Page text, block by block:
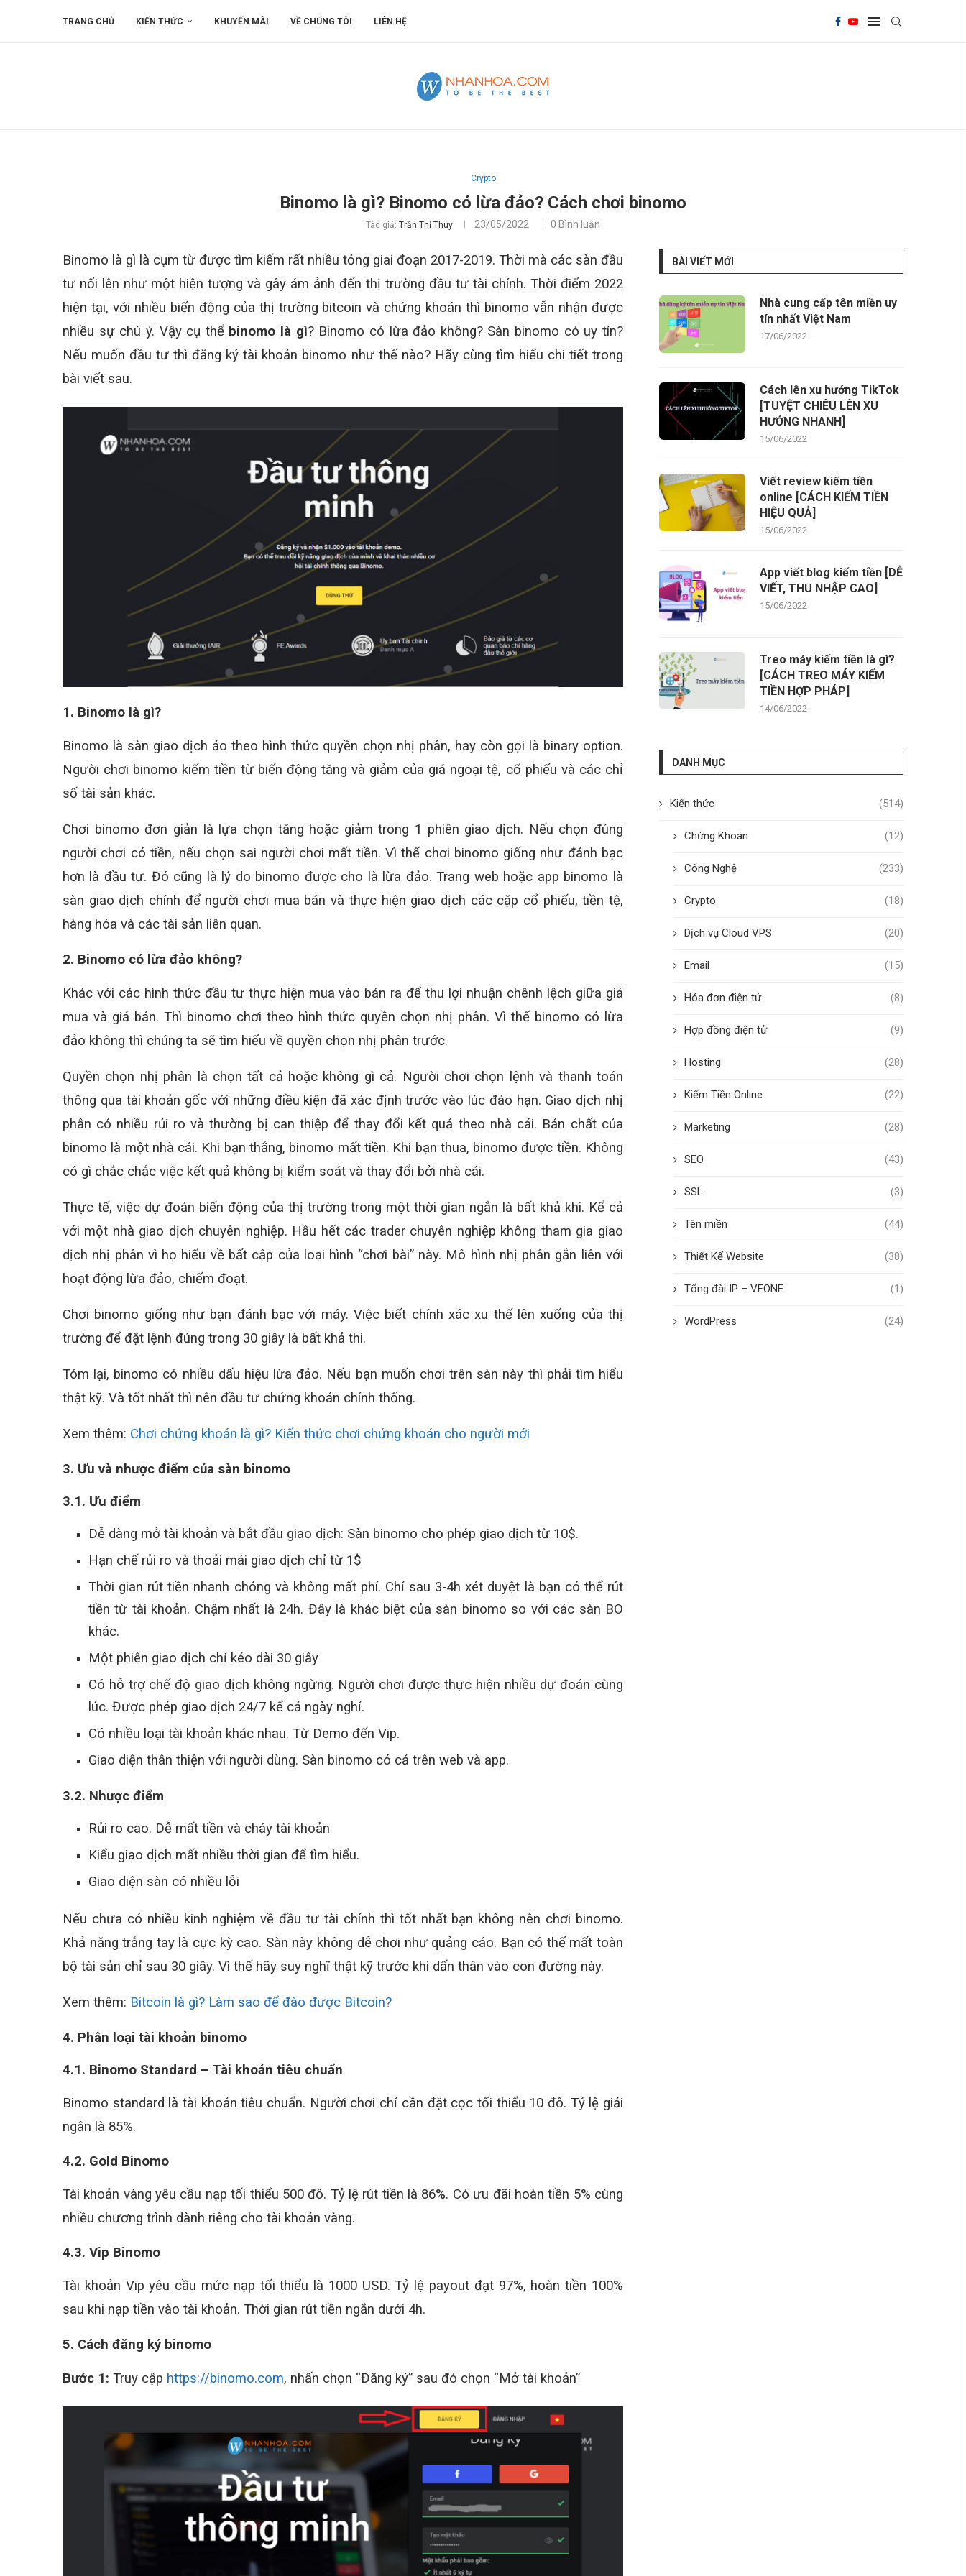
TRANG CHỦ KIẾN THỨC KHUYẾN MÃI VỀ CHÚNG TÔI LIÊN HỆ
Crypto
Binomo là gì? Binomo có lừa đảo? Cách chơi binomo
Tác giả: Trần Thị Thúy 23/05/2022 0 Bình luận
Binomo là gì là cụm từ được tìm kiếm rất nhiều tỏng giai đoạn 2017-2019. Thời mà các sàn đầu
tư nổi lên như một hiện tượng và gây ám ảnh đến thị trường đầu tư tài chính. Thời điểm 2022
hiện tại, với nhiều biến động của thị trường bitcoin và chứng khoán thì binomo vẫn nhận được
nhiều sự chú ý. Vậy cụ thể binomo là gì? Binomo có lừa đảo không? Sàn binomo có uy tín?
Nếu muốn đầu tư thì đăng ký tài khoản binomo như thế nào? Hãy cùng tìm hiểu chi tiết trong
bài viết sau.
1. Binomo là gì?
Binomo là sàn giao dịch ảo theo hình thức quyền chọn nhị phân, hay còn gọi là binary option.
Người chơi binomo kiếm tiền từ biến động tăng và giảm của giá ngoại tệ, cổ phiếu và các chỉ
số tài sản khác.
Chơi binomo đơn giản là lựa chọn tăng hoặc giảm trong 1 phiên giao dịch. Nếu chọn đúng
người chơi có tiền, nếu chọn sai người chơi mất tiền. Vì thế chơi binomo giống như đánh bạc
hơn là đầu tư. Đó cũng là lý do binomo được cho là lừa đảo. Trang web hoặc app binomo là
sàn giao dịch chính để người chơi mua bán và thực hiện giao dịch các cặp cổ phiếu, tiền tệ,
hàng hóa và các tài sản liên quan.
2. Binomo có lừa đảo không?
Khác với các hình thức đầu tư thực hiện mua vào bán ra để thu lợi nhuận chênh lệch giữa giá
mua và giá bán. Thì binomo chơi theo hình thức quyền chọn nhị phân. Vì thế binomo có lừa
đảo không thì chúng ta sẽ tìm hiểu về quyền chọn nhị phân trước.
Quyền chọn nhị phân là chọn tất cả hoặc không gì cả. Người chơi chọn lệnh và thanh toán
thông qua tài khoản gốc với những điều kiện đã xác định trước vào lúc đáo hạn. Giao dịch nhị
phân có nhiều rủi ro và thường bị can thiệp để thay đổi kết quả theo nhà cái. Bản chất của
binomo là một nhà cái. Khi bạn thắng, binomo mất tiền. Khi bạn thua, binomo được tiền. Không
có gì chắc chắc việc kết quả không bị kiểm soát và thay đổi bởi nhà cái.
Thực tế, việc dự đoán biến động của thị trường trong một thời gian ngắn là bất khả khi. Kể cả
với một nhà giao dịch chuyên nghiệp. Hầu hết các trader chuyên nghiệp không tham gia giao
dịch nhị phân vì họ hiểu về bất cập của loại hình “chơi bài” này. Mô hình nhị phân gắn liên với
hoạt động lừa đảo, chiếm đoạt.
Chơi binomo giống như bạn đánh bạc với máy. Việc biết chính xác xu thế lên xuống của thị
trường để đặt lệnh đúng trong 30 giây là bất khả thi.
Tóm lại, binomo có nhiều dấu hiệu lừa đảo. Nếu bạn muốn chơi trên sàn này thì phải tìm hiểu
thật kỹ. Và tốt nhất thì nên đầu tư chứng khoán chính thống.
Xem thêm: Chơi chứng khoán là gì? Kiến thức chơi chứng khoán cho người mới
3. Ưu và nhược điểm của sàn binomo
3.1. Ưu điểm
Dễ dàng mở tài khoản và bắt đầu giao dịch: Sàn binomo cho phép giao dịch từ 10$.
Hạn chế rủi ro và thoải mái giao dịch chỉ từ 1$
Thời gian rút tiền nhanh chóng và không mất phí. Chỉ sau 3-4h xét duyệt là bạn có thể rút
tiền từ tài khoản. Chậm nhất là 24h. Đây là khác biệt của sàn binomo so với các sàn BO
khác.
Một phiên giao dịch chỉ kéo dài 30 giây
Có hỗ trợ chế độ giao dịch không ngừng. Người chơi được thực hiện nhiều dự đoán cùng
lúc. Được phép giao dịch 24/7 kể cả ngày nghỉ.
Có nhiều loại tài khoản khác nhau. Từ Demo đến Vip.
Giao diện thân thiện với người dùng. Sàn binomo có cả trên web và app.
3.2. Nhược điểm
Rủi ro cao. Dễ mất tiền và cháy tài khoản
Kiểu giao dịch mất nhiều thời gian để tìm hiểu.
Giao diện sàn có nhiều lỗi
Nếu chưa có nhiều kinh nghiệm về đầu tư tài chính thì tốt nhất bạn không nên chơi binomo.
Khả năng trắng tay là cực kỳ cao. Sàn này không dễ chơi như quảng cáo. Bạn có thể mất toàn
bộ tài sản chỉ sau 30 giây. Vì thế hãy suy nghĩ thật kỹ trước khi dấn thân vào con đường này.
Xem thêm: Bitcoin là gì? Làm sao để đào được Bitcoin?
4. Phân loại tài khoản binomo
4.1. Binomo Standard – Tài khoản tiêu chuẩn
Binomo standard là tài khoản tiêu chuẩn. Người chơi chỉ cần đặt cọc tối thiểu 10 đô. Tỷ lệ giải
ngân là 85%.
4.2. Gold Binomo
Tài khoản vàng yêu cầu nạp tối thiểu 500 đô. Tỷ lệ rút tiền là 86%. Có ưu đãi hoàn tiền 5% cùng
nhiều chương trình dành riêng cho tài khoản vàng.
4.3. Vip Binomo
Tài khoản Vip yêu cầu mức nạp tối thiểu là 1000 USD. Tỷ lệ payout đạt 97%, hoàn tiền 100%
sau khi nạp tiền vào tài khoản. Thời gian rút tiền ngắn dưới 4h.
5. Cách đăng ký binomo
Bước 1: Truy cập https://binomo.com, nhấn chọn “Đăng ký” sau đó chọn “Mở tài khoản”
BÀI VIẾT MỚI
Nhà cung cấp tên miền uy
tín nhất Việt Nam
17/06/2022
Cách lên xu hướng TikTok
[TUYỆT CHIÊU LÊN XU
HƯỚNG NHANH]
15/06/2022
Viết review kiếm tiền
online [CÁCH KIẾM TIỀN
HIỆU QUẢ]
15/06/2022
App viết blog kiếm tiền [DỄ
VIẾT, THU NHẬP CAO]
15/06/2022
Treo máy kiếm tiền là gì?
[CÁCH TREO MÁY KIẾM
TIỀN HỢP PHÁP]
14/06/2022
DANH MỤC
Kiến thức (514)
Chứng Khoán (12)
Công Nghệ (233)
Crypto (18)
Dịch vụ Cloud VPS (20)
Email (15)
Hóa đơn điện tử (8)
Hợp đồng điện tử (9)
Hosting (28)
Kiếm Tiền Online (22)
Marketing (28)
SEO (43)
SSL (3)
Tên miền (44)
Thiết Kế Website (38)
Tổng đài IP – VFONE (1)
WordPress (24)